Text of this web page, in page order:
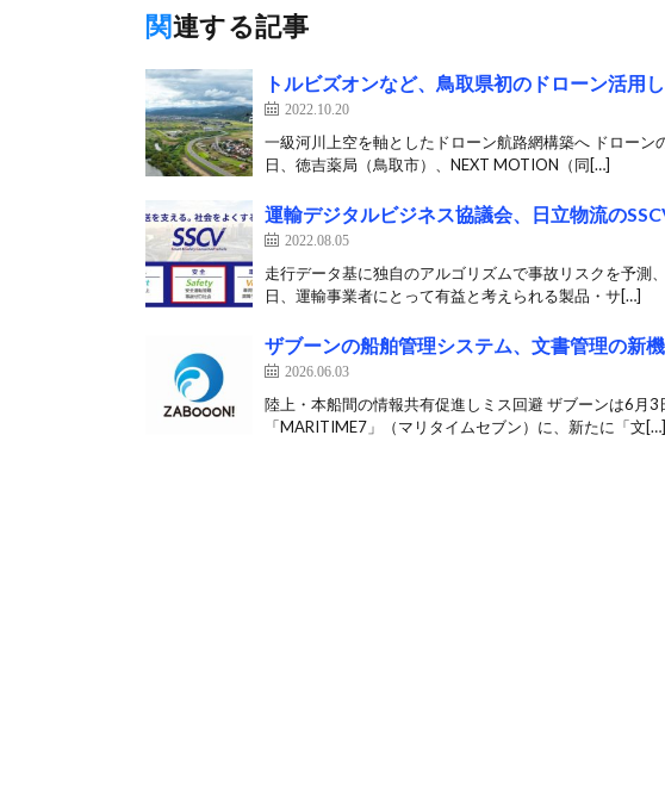
関連する記事
トルビズオンなど、鳥取県初のドローン活用
2022.10.20
一級河川上空を軸としたドローン航路網構築へ ドロー
日、徳吉薬局（鳥取市）、NEXT MOTION（同[…]
運輸デジタルビジネス協議会、日立物流の
2022.08.05
走行データ基に独自のアルゴリズムで事故リスクを予
日、運輸事業者にとって有益と考えられる製品・サ[…]
ザブーンの船舶管理システム、文書管理の新
2026.06.03
陸上・本船間の情報共有促進しミス回避 ザブーンは6月
「MARITIME7」（マリタイムセブン）に、新たに「文[…]